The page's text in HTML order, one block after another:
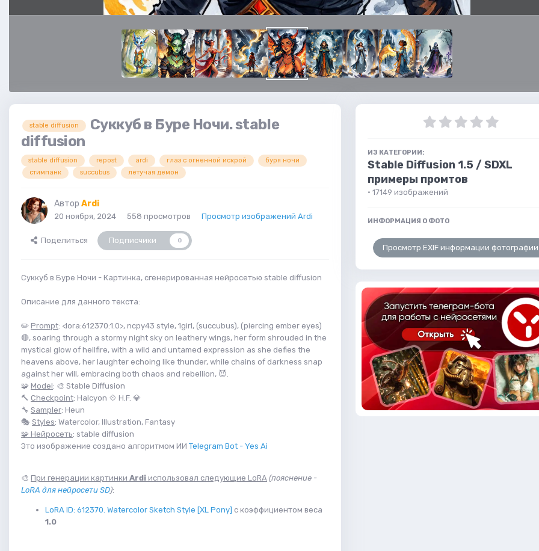
stable diffusion
Суккуб в Буре Ночи. stable
diffusion
stable diffusion repost ardi глаз с огненной искрой
буря ночи
стимпанк
succubus летучая демон
Автор Ardi
20 ноября, 2024 558 просмотров Просмотр изображений Ardi
Поделиться Подписчики 0
Суккуб в Буре Ночи - Картинка, сгенерированная нейросетью stable diffusion
Описание для данного текста:
✏️ Prompt: <lora:612370:1.0>, ncpy43 style, 1girl, (succubus), (piercing ember eyes)
🔴, soaring through a stormy night sky on leathery wings, her form shrouded in the
mystical glow of hellfire, with a wild and untamed expression as she defies the
heavens above, her laughter echoing like thunder, while chains of darkness snap
against her will, embracing both chaos and rebellion, 😈.
🧩 Model: 🎨 Stable Diffusion
🔨 Checkpoint: Halcyon 💠 H.F. 💎
🔧 Sampler: Heun
🎭 Styles: Watercolor, Illustration, Fantasy
🧩 Нейросеть: stable diffusion
Это изображение создано алгоритмом ИИ Telegram Bot - Yes Ai
🎨 При генерации картинки Ardi использовал следующие LoRA (пояснение -
LoRA для нейросети SD):
LoRA ID: 612370. Watercolor Sketch Style [XL Pony] с коэффициентом веса
1.0
ИЗ КАТЕГОРИИ:
Stable Diffusion 1.5 / SDXL
примеры промтов
· 17149 изображений
ИНФОРМАЦИЯ О ФОТО
Просмотр EXIF информации фотографии